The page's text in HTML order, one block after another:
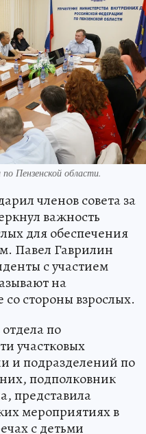
Пензенской области.
членов совета за
важность
для обеспечения
Павел Гаврилин
с участием
на
стороны взрослых.
по
участковых
и подразделений по
подполковник
представила
мероприятиях в
с детьми